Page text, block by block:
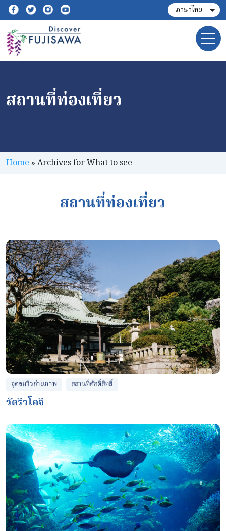
สถานที่ท่องเที่ยว
Home »Archives for What to see
สถานที่ท่องเที่ยว
จุดชมวิวถ่ายภาพ สถานที่ศักดิ์สิทธิ์
วัดริวโคจิ